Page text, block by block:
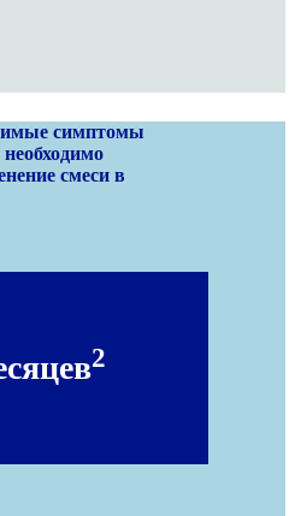
симптомы
смеси в
2